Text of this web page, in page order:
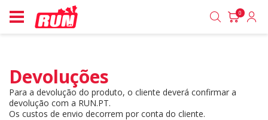
0
Devoluções
Para a devolução do produto, o cliente deverá confirmar a
devolução com a RUN.PT.
Os custos de envio decorrem por conta do cliente.